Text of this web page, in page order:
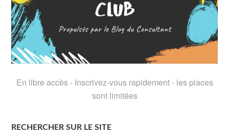
En libre accès - Inscrivez-vous rapidement - les places
sont limitées
RECHERCHER SUR LE SITE